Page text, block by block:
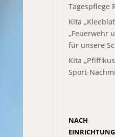
Tagespflege
Kita
„Feuerwehr
für unsere
Kita
Sport-
NACH